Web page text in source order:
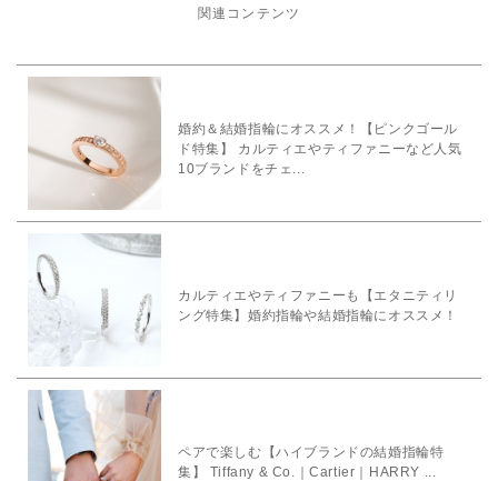
関連コンテンツ
婚約＆結婚指輪にオススメ！【ピンクゴール
ド特集】 カルティエやティファニーなど人気
10ブランドをチェ...
カルティエやティファニーも【エタニティリ
ング特集】婚約指輪や結婚指輪にオススメ！
ペアで楽しむ【ハイブランドの結婚指輪特
集】 Tiffany & Co.｜Cartier｜HARRY ...